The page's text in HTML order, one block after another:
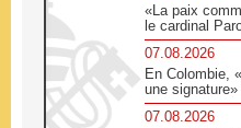
«La paix
le cardinal
07.08.2026
En Colombie,
une signature»
07.08.2026